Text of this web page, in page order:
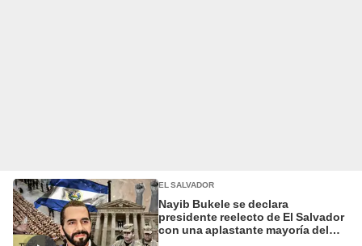
EL SALVADOR
Nayib Bukele se declara
presidente reelecto de El Salvador
con una aplastante mayoría del